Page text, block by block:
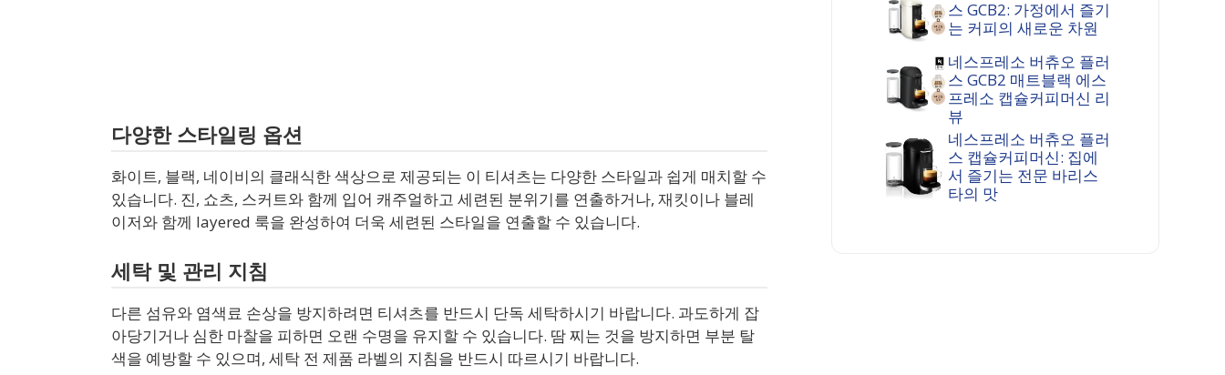
다양한 스타일링 옵션
화이트, 블랙, 네이비의 클래식한 색상으로 제공되는 이 티셔츠는 다양한 스타일과 쉽게 매치할 수
있습니다. 진, 쇼츠, 스커트와 함께 입어 캐주얼하고 세련된 분위기를 연출하거나, 재킷이나 블레
이저와 함께 layered 룩을 완성하여 더욱 세련된 스타일을 연출할 수 있습니다.
세탁 및 관리 지침
다른 섬유와 염색료 손상을 방지하려면 티셔츠를 반드시 단독 세탁하시기 바랍니다. 과도하게 잡
아당기거나 심한 마찰을 피하면 오랜 수명을 유지할 수 있습니다. 땀 찌는 것을 방지하면 부분 탈
색을 예방할 수 있으며, 세탁 전 제품 라벨의 지침을 반드시 따르시기 바랍니다.
스 GCB2: 가정에서 즐기
는 커피의 새로운 차원
네스프레소 버츄오 플러
스 GCB2 매트블랙 에스
프레소 캡슐커피머신 리
뷰
네스프레소 버츄오 플러
스 캡슐커피머신: 집에
서 즐기는 전문 바리스
타의 맛